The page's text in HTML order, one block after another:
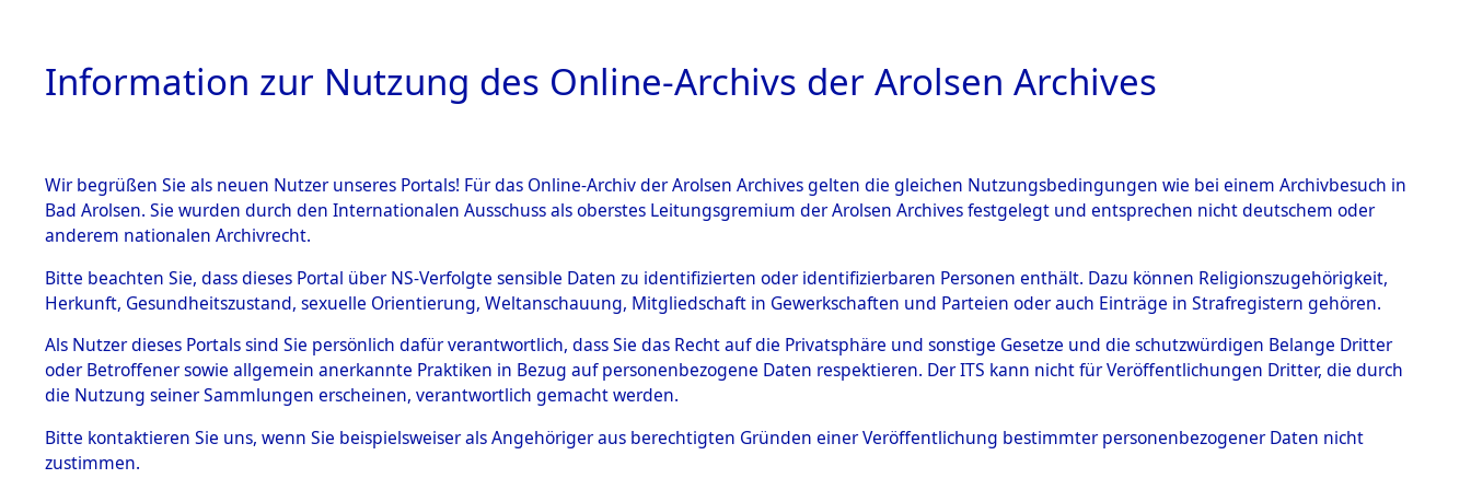
HOME BESTANDSBESCHREIBUNG ARCHIVALE ÜBERSICHT BILD
BESTÄNDE
Inhaftierungsdoku
mente
5. Verschiedenes
Todesmärsche
5.3.1 Alliierte
Ermittlungen zu den Orten Laaber - Löwenstein→0003
(84599561)→0041 (84599602)
0041 (84599602)
Information zur Nutzung des Online-Archivs der Arolsen Archives
Wir begrüßen Sie als neuen Nutzer unseres Portals! Für das Online-Archiv der Arolsen Archives gelten die gleichen Nutzungsbedingungen wie bei einem Archivbesuch in
Bad Arolsen. Sie wurden durch den Internationalen Ausschuss als oberstes Leitungsgremium der Arolsen Archives festgelegt und entsprechen nicht deutschem oder
anderem nationalen Archivrecht.
Bitte beachten Sie, dass dieses Portal über NS-Verfolgte sensible Daten zu identifizierten oder identifizierbaren Personen enthält. Dazu können Religionszugehörigkeit,
Herkunft, Gesundheitszustand, sexuelle Orientierung, Weltanschauung, Mitgliedschaft in Gewerkschaften und Parteien oder auch Einträge in Strafregistern gehören.
Als Nutzer dieses Portals sind Sie persönlich dafür verantwortlich, dass Sie das Recht auf die Privatsphäre und sonstige Gesetze und die schutzwürdigen Belange Dritter
oder Betroffener sowie allgemein anerkannte Praktiken in Bezug auf personenbezogene Daten respektieren. Der ITS kann nicht für Veröffentlichungen Dritter, die durch
die Nutzung seiner Sammlungen erscheinen, verantwortlich gemacht werden.
Bitte kontaktieren Sie uns, wenn Sie beispielsweiser als Angehöriger aus berechtigten Gründen einer Veröffentlichung bestimmter personenbezogener Daten nicht
zustimmen.